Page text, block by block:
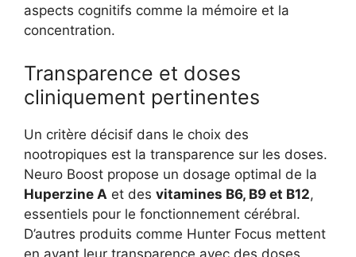
aspects cognitifs comme la mémoire et la
concentration.
Transparence et doses
cliniquement pertinentes
Un critère décisif dans le choix des
nootropiques est la transparence sur les doses.
Neuro Boost propose un dosage optimal de la
Huperzine A et des vitamines B6, B9 et B12,
essentiels pour le fonctionnement cérébral.
D’autres produits comme Hunter Focus mettent
en avant leur transparence avec des doses